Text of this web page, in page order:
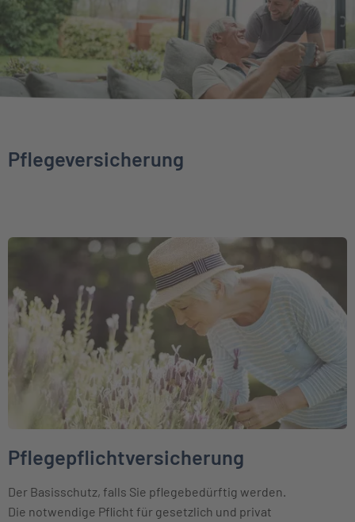
Pflegeversicherung
Weiter zu Pflegepflichtversicherung
Pflegepflichtversicherung
Der Basisschutz, falls Sie pflegebedürftig werden.
Die notwendige Pflicht für gesetzlich und privat